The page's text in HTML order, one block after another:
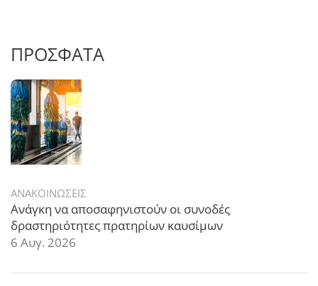
ΠΡΟΣΦΑΤΑ
ΑΝΑΚΟΙΝΩΣΕΙΣ
Ανάγκη να αποσαφηνιστούν οι συνοδές
δραστηριότητες πρατηρίων καυσίμων
6 Αυγ. 2026